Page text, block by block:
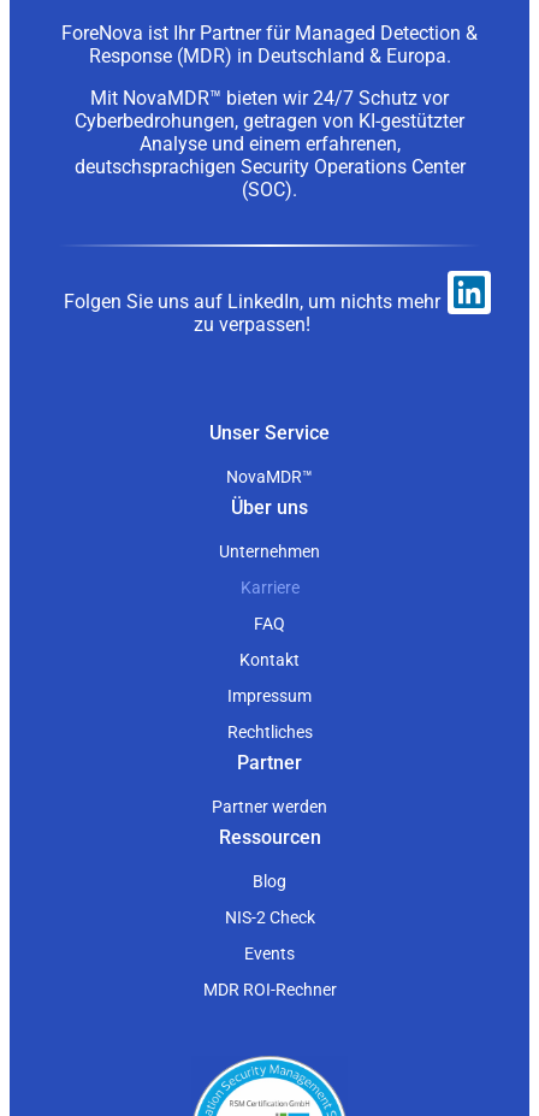
ForeNova ist Ihr Partner für Managed Detection &
Response (MDR) in Deutschland & Europa.
Mit NovaMDR™ bieten wir 24/7 Schutz vor
Cyberbedrohungen, getragen von KI-gestützter
Analyse und einem erfahrenen,
deutschsprachigen Security Operations Center
(SOC).
Folgen Sie uns auf LinkedIn, um nichts mehr
zu verpassen!
Unser Service
NovaMDR™
Über uns
Unternehmen
Karriere
FAQ
Kontakt
Impressum
Rechtliches
Partner
Partner werden
Ressourcen
Blog
NIS-2 Check
Events
MDR ROI-Rechner